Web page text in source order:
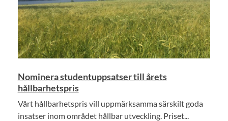
Nominera studentuppsatser till årets
hållbarhetspris
Vårt hållbarhetspris vill uppmärksamma särskilt goda
insatser inom området hållbar utveckling. Priset...